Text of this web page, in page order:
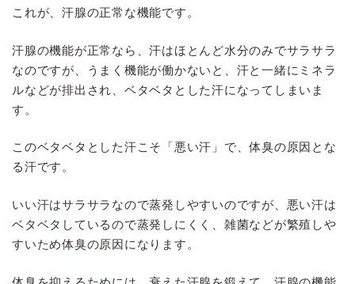
これが、汗腺の正常な機能です。
汗腺の機能が正常なら、汗はほとんど水分のみでサラサラ
なのですが、うまく機能が働かないと、汗と一緒にミネラ
ルなどが排出され、ベタベタとした汗になってしまいま
す。
このベタベタとした汗こそ「悪い汗」で、体臭の原因とな
る汗です。
いい汗はサラサラなので蒸発しやすいのですが、悪い汗は
ベタベタしているので蒸発しにくく、雑菌などが繁殖しや
すいため体臭の原因になります。